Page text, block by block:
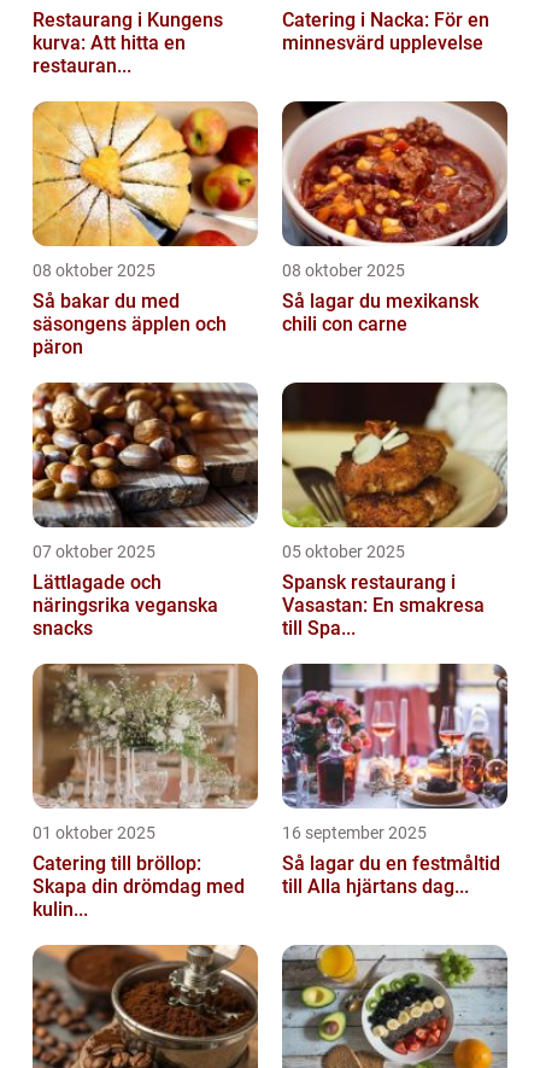
Restaurang i Kungens
kurva: Att hitta en
restauran...
Catering i Nacka: För en
minnesvärd upplevelse
08 oktober 2025
Så bakar du med
säsongens äpplen och
päron
08 oktober 2025
Så lagar du mexikansk
chili con carne
07 oktober 2025
Lättlagade och
näringsrika veganska
snacks
05 oktober 2025
Spansk restaurang i
Vasastan: En smakresa
till Spa...
01 oktober 2025
Catering till bröllop:
Skapa din drömdag med
kulin...
16 september 2025
Så lagar du en festmåltid
till Alla hjärtans dag...